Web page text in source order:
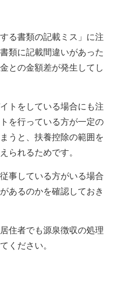
る書類の記載ミス」に注
類に記載間違いがあった
との金額差が発生してし
トをしている場合にも注
を行っている方が一定の
うと、扶養控除の範囲を
られるためです。
事している方がいる場合
あるのかを確認しておき
住者でも源泉徴収の処理
ください。